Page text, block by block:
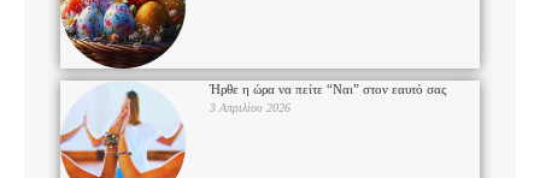
Ήρθε η ώρα να πείτε “Ναι” στον εαυτό σας
3 Απριλίου 2026